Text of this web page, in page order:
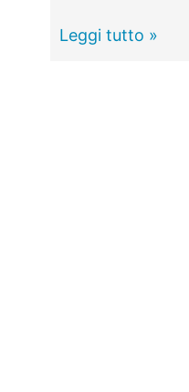
TIVOLI
Leggi tutto »